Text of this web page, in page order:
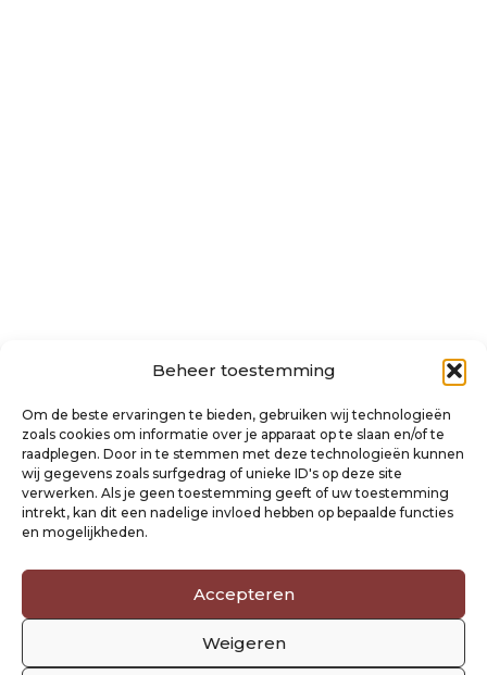
Beheer toestemming
Om de beste ervaringen te bieden, gebruiken wij technologieën
zoals cookies om informatie over je apparaat op te slaan en/of te
raadplegen. Door in te stemmen met deze technologieën kunnen
wij gegevens zoals surfgedrag of unieke ID's op deze site
verwerken. Als je geen toestemming geeft of uw toestemming
intrekt, kan dit een nadelige invloed hebben op bepaalde functies
en mogelijkheden.
Accepteren
Weigeren
Algemene voorwaarden
Disclaimer
Privacyverklaring Raysland
Cookiebeleid
Klantenservice
Verzending- en retourbeleid